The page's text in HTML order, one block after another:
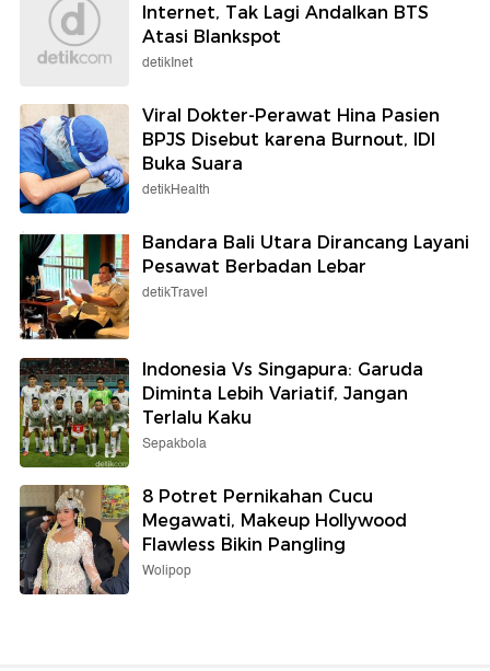
Internet, Tak Lagi Andalkan BTS
Atasi Blankspot
detikInet
Viral Dokter-Perawat Hina Pasien
BPJS Disebut karena Burnout, IDI
Buka Suara
detikHealth
Bandara Bali Utara Dirancang Layani
Pesawat Berbadan Lebar
detikTravel
Indonesia Vs Singapura: Garuda
Diminta Lebih Variatif, Jangan
Terlalu Kaku
Sepakbola
8 Potret Pernikahan Cucu
Megawati, Makeup Hollywood
Flawless Bikin Pangling
Wolipop